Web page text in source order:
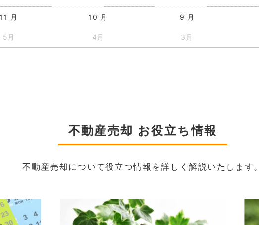
11 月 10 月 9 月
5月 4月 3月
不動産売却 お役立ち情報
不動産売却について役立つ情報を詳しく解説いたします。